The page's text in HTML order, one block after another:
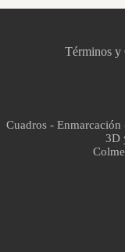
Términos y
Cuadros -
3D
Asistente